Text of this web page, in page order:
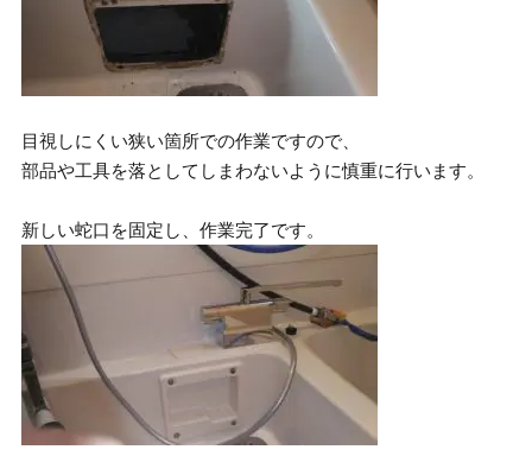
目視しにくい狭い箇所での作業ですので、
部品や工具を落としてしまわないように慎重に行います。
新しい蛇口を固定し、作業完了です。